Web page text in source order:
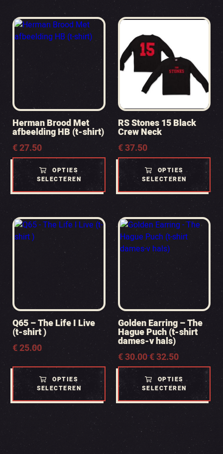
Herman Brood Met
afbeelding HB (t-shirt)
€27.50
OPTIES
SELECTEREN
RS Stones 15 Black
Crew Neck
€37.50
OPTIES
SELECTEREN
Q65 – The Life I Live
(t-shirt )
€25.00
OPTIES
SELECTEREN
Golden Earring – The
Hague Puch (t-shirt
dames-v hals)
€30.00-€32.50
Prijsklasse:
€ 30.00
€ 32.50
OPTIES
SELECTEREN